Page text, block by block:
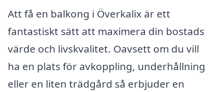
Att få en balkong i Överkalix är ett
fantastiskt sätt att maximera din bostads
värde och livskvalitet. Oavsett om du vill
ha en plats för avkoppling, underhållning
eller en liten trädgård så erbjuder en